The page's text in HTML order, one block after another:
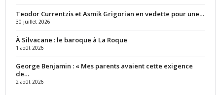
Teodor Currentzis et Asmik Grigorian en vedette pour une…
30 juillet 2026
À Silvacane : le baroque à La Roque
1 août 2026
George Benjamin : « Mes parents avaient cette exigence
de…
2 août 2026